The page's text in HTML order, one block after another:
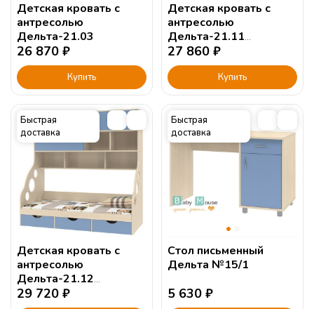
Детская кровать с
антресолью
Дельта-21.03
26 870 ₽
Купить
Детская кровать с
антресолью
Дельта-21.11
190х90см.
27 860 ₽
Купить
Быстрая
доставка
Детская кровать с
антресолью
Дельта-21.12
190х90см.
29 720 ₽
Быстрая
доставка
Стол письменный
Дельта №15/1
5 630 ₽